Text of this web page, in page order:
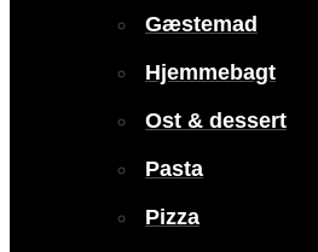
Gæstemad
Hjemmebagt
Ost & dessert
Pasta
Pizza